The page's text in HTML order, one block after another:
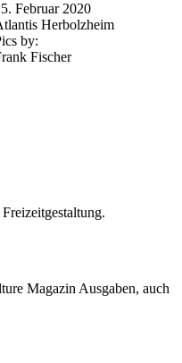
Februar 2020
Herbolzheim
by:
Fischer
Magazin Ausgaben, auch